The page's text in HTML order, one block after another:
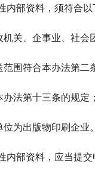
部资料，须符合以
机关、企事业、社会
范围符合本办法第
办法第十三条的规定；
为出版物印刷企业。
部资料，应当提交